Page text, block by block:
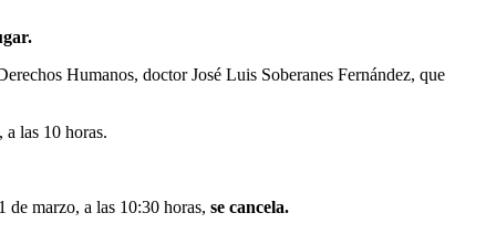
Humanos, doctor José Luis Soberanes Fernández, que
a las 10 horas.
marzo, a las 10:30 horas, se cancela.